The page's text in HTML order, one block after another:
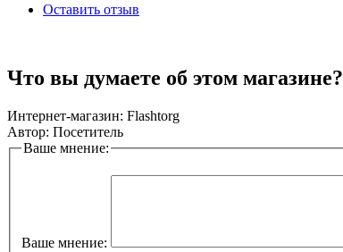
Оставить отзыв
Что вы думаете об этом магазине?
Интернет-магазин: Flashtorg
Автор: Посетитель
Ваше мнение:
Ваше мнение: